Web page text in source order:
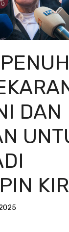
DAN